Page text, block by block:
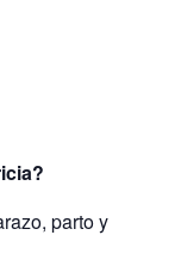
parto y